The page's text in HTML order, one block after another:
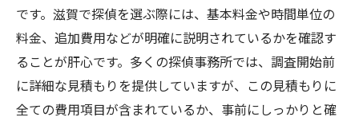
です。滋賀で探偵を選ぶ際には、基本料金や時間単位の
料金、追加費用などが明確に説明されているかを確認す
ることが肝心です。多くの探偵事務所では、調査開始前
に詳細な見積もりを提供していますが、この見積もりに
全ての費用項目が含まれているか、事前にしっかりと確